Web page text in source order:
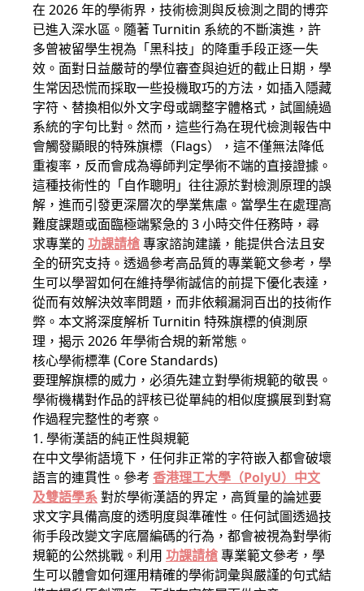
在 2026 年的學術界，技術檢測與反檢測之間的博弈
已進入深水區。隨著 Turnitin 系統的不斷演進，許
多曾被留學生視為「黑科技」的降重手段正逐一失
效。面對日益嚴苛的學位審查與迫近的截止日期，學
生常因恐慌而採取一些投機取巧的方法，如插入隱藏
字符、替換相似外文字母或調整字體格式，試圖繞過
系統的字句比對。然而，這些行為在現代檢測報告中
會觸發顯眼的特殊旗標（Flags），這不僅無法降低
重複率，反而會成為導師判定學術不端的直接證據。
這種技術性的「自作聰明」往往源於對檢測原理的誤
解，進而引發更深層次的學業焦慮。當學生在處理高
難度課題或面臨極端緊急的 3 小時交件任務時，尋
求專業的 功課請槍專家諮詢建議，能提供合法且安
全的研究支持。透過參考高品質的專業範文參考，學
生可以學習如何在維持學術誠信的前提下優化表達，
從而有效解決效率問題，而非依賴漏洞百出的技術作
弊。本文將深度解析 Turnitin 特殊旗標的偵測原
理，揭示 2026 年學術合規的新常態。
核心學術標準 (Core Standards)
要理解旗標的威力，必須先建立對學術規範的敬畏。
學術機構對作品的評核已從單純的相似度擴展到對寫
作過程完整性的考察。
1. 學術漢語的純正性與規範
在中文學術語境下，任何非正常的字符嵌入都會破壞
語言的連貫性。參考 香港理工大學（PolyU）中文
及雙語學系對於學術漢語的界定，高質量的論述要
求文字具備高度的透明度與準確性。任何試圖透過技
術手段改變文字底層編碼的行為，都會被視為對學術
規範的公然挑戰。利用 功課請槍專業範文參考，學
生可以體會如何運用精確的學術詞彙與嚴謹的句式結